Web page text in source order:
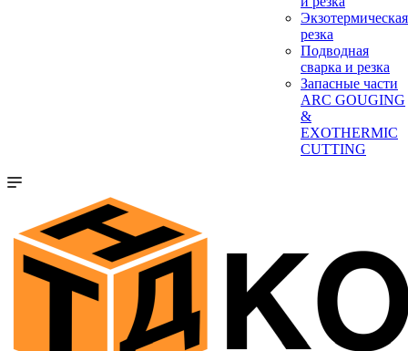
Экзотермическая
резка
Подводная
сварка и резка
Запасные части
ARC GOUGING
&
EXOTHERMIC
CUTTING